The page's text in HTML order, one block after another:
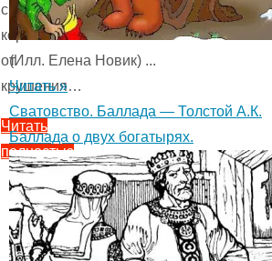
спасла
корабль
от
крушения…
Читать
полностью
"Сказка
Эннабель
—
Дональд
(Илл. Елена Новик) ...
Читать »
Сватовство. Баллада — Толстой А.К.
Баллада о двух богатырях.